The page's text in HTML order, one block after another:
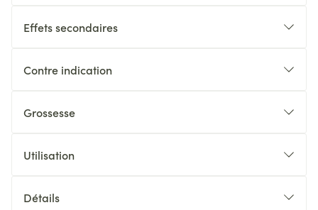
Effets secondaires
Contre indication
Grossesse
Utilisation
Détails